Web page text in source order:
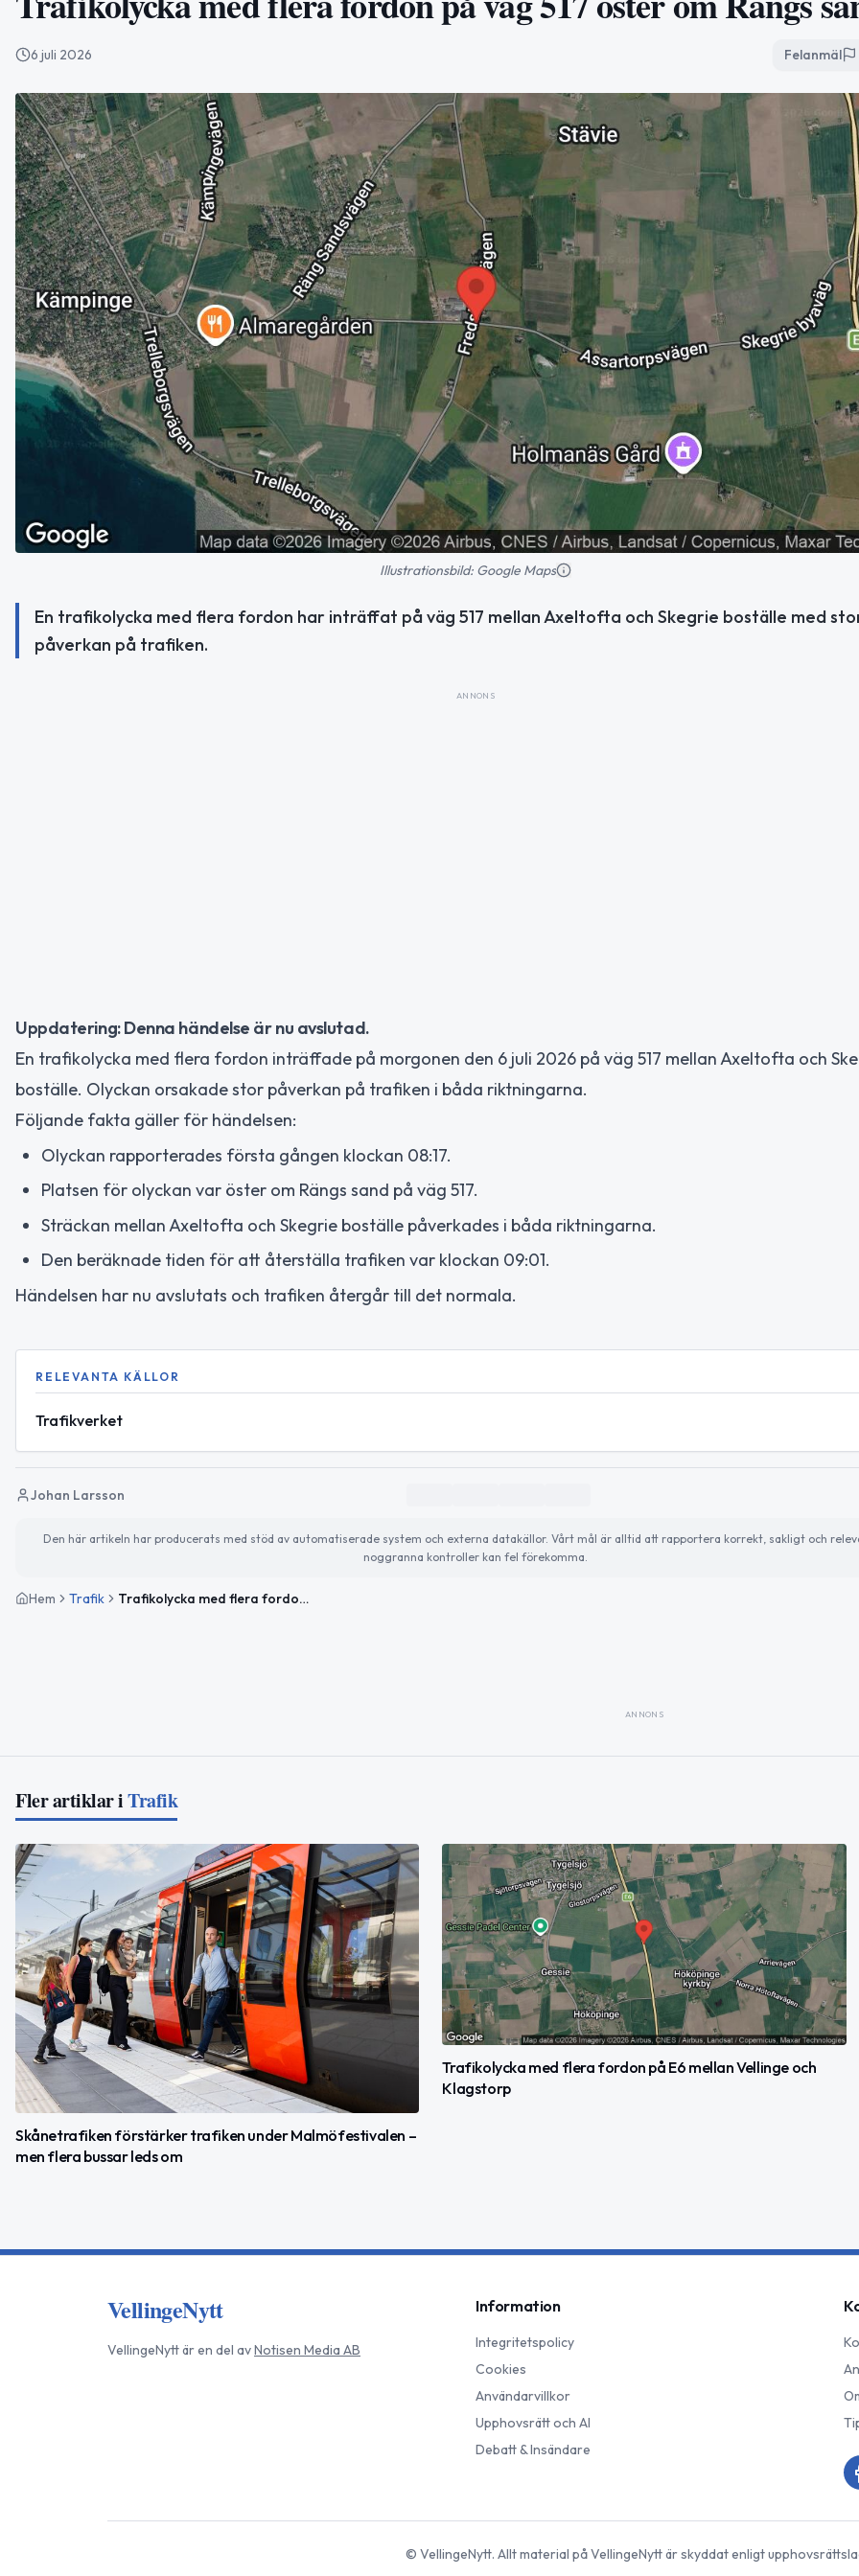
6 juli 2026 Felanmäl
Illustrationsbild: Google Maps
En trafikolycka med flera fordon har inträffat på väg 517 mellan Axeltofta och Skegrie boställe med
påverkan på trafiken.
ANNONS
Uppdatering: Denna händelse är nu avslutad.
En trafikolycka med flera fordon inträffade på morgonen den 6 juli 2026 på väg 517 mellan Axeltofta och
boställe. Olyckan orsakade stor påverkan på trafiken i båda riktningarna.
Följande fakta gäller för händelsen:
Olyckan rapporterades första gången klockan 08:17.
Platsen för olyckan var öster om Rängs sand på väg 517.
Sträckan mellan Axeltofta och Skegrie boställe påverkades i båda riktningarna.
Den beräknade tiden för att återställa trafiken var klockan 09:01.
Händelsen har nu avslutats och trafiken återgår till det normala.
RELEVANTA KÄLLOR
Trafikverket
Johan Larsson
Den här artikeln har producerats med stöd av automatiserade system och externa datakällor. Vårt mål är alltid att rapportera korrekt, sakligt och
noggranna kontroller kan fel förekomma.
Hem Trafik Trafikolycka med flera fordon på väg 517 öster om Rängs sand
ANNONS
Fler artiklar iTrafik
Skånetrafiken förstärker trafiken under Malmöfestivalen –
men flera bussar leds om
Trafikolycka med flera fordon på E6 mellan Vellinge och
Klagstorp
VellingeNytt
VellingeNyttär en del avNotisen Media AB
Information
Integritetspolicy
Cookies
Användarvillkor
Upphovsrätt och AI
Debatt & Insändare
© VellingeNytt. Allt material påVellingeNyttär skyddat enligt